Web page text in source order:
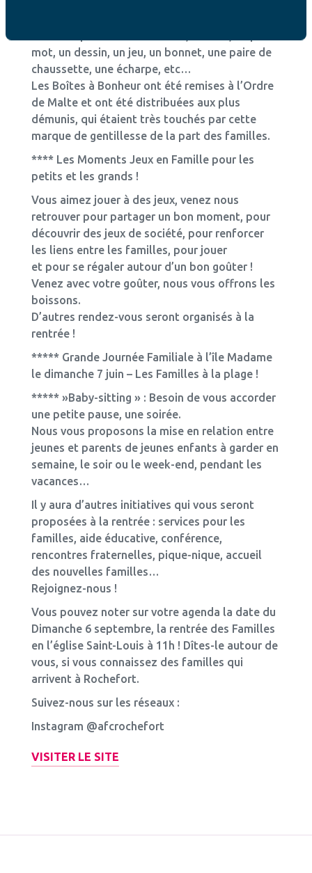
mot, un dessin, un jeu, un bonnet, une paire de
chaussette, une écharpe, etc…
Les Boîtes à Bonheur ont été remises à l’Ordre
de Malte et ont été distribuées aux plus
démunis, qui étaient très touchés par cette
marque de gentillesse de la part des familles.
**** Les Moments Jeux en Famille pour les
petits et les grands !
Vous aimez jouer à des jeux, venez nous
retrouver pour partager un bon moment, pour
découvrir des jeux de société, pour renforcer
les liens entre les familles, pour jouer
et pour se régaler autour d’un bon goûter !
Venez avec votre goûter, nous vous offrons les
boissons.
D’autres rendez-vous seront organisés à la
rentrée !
***** Grande Journée Familiale à l’île Madame
le dimanche 7 juin – Les Familles à la plage !
***** »Baby-sitting » : Besoin de vous accorder
une petite pause, une soirée.
Nous vous proposons la mise en relation entre
jeunes et parents de jeunes enfants à garder en
semaine, le soir ou le week-end, pendant les
vacances…
Il y aura d’autres initiatives qui vous seront
proposées à la rentrée : services pour les
familles, aide éducative, conférence,
rencontres fraternelles, pique-nique, accueil
des nouvelles familles…
Rejoignez-nous !
Vous pouvez noter sur votre agenda la date du
Dimanche 6 septembre, la rentrée des Familles
en l’église Saint-Louis à 11h ! Dîtes-le autour de
vous, si vous connaissez des familles qui
arrivent à Rochefort.
Suivez-nous sur les réseaux :
Instagram @afcrochefort
VISITER LE SITE